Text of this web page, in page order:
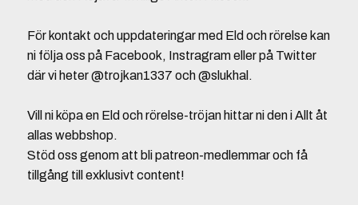
För kontakt och uppdateringar med Eld och rörelse kan
ni följa oss på Facebook, Instragram eller på Twitter
där vi heter @trojkan1337 och @slukhal.
Vill ni köpa en Eld och rörelse-tröjan hittar ni den i Allt åt
allas webbshop.
Stöd oss genom att bli patreon-medlemmar och få
tillgång till exklusivt content!